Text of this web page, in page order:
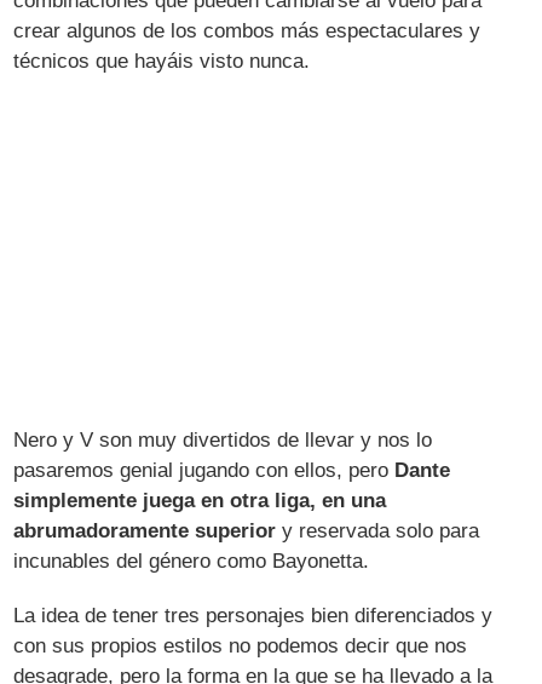
crear algunos de los combos más espectaculares y
técnicos que hayáis visto nunca.
Nero y V son muy divertidos de llevar y nos lo
pasaremos genial jugando con ellos, pero Dante
simplemente juega en otra liga, en una
abrumadoramente superior y reservada solo para
incunables del género como Bayonetta.
La idea de tener tres personajes bien diferenciados y
con sus propios estilos no podemos decir que nos
desagrade, pero la forma en la que se ha llevado a la